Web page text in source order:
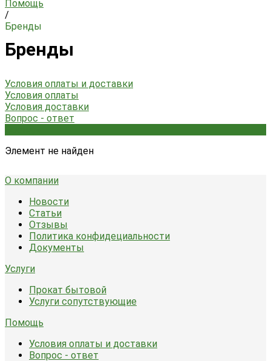
Помощь
/
Бренды
Бренды
Условия оплаты и доставки
Условия оплаты
Условия доставки
Вопрос - ответ
Элемент не найден
О компании
Новости
Статьи
Отзывы
Политика конфидециальности
Документы
Услуги
Прокат бытовой
Услуги сопутствующие
Помощь
Условия оплаты и доставки
Вопрос - ответ